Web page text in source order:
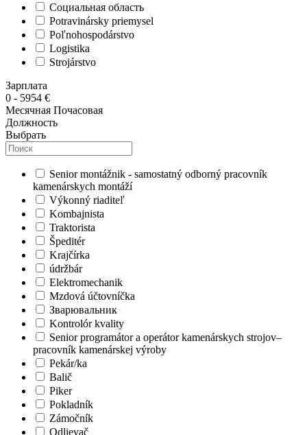
Социальная область
Potravinársky priemysel
Poľnohospodárstvo
Logistika
Strojárstvo
Зарплата
0 - 5954 €
Месячная Почасовая
Должность
Выбрать
Senior montážnik - samostatný odborný pracovník
kamenárskych montáží
Výkonný riaditeľ
Kombajnista
Traktorista
Špeditér
Krajčírka
údržbár
Elektromechanik
Mzdová účtovníčka
Зварювальник
Kontrolór kvality
Senior programátor a operátor kamenárskych strojov–
pracovník kamenárskej výroby
Pekár/ka
Balič
Piker
Pokladník
Zámočník
Odlievač